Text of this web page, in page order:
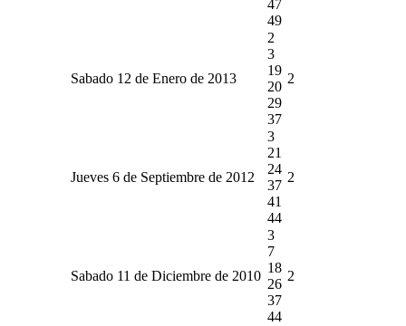
47
49
Sabado 12 de Enero de 2013
2
3
19
20
29
37
2
Jueves 6 de Septiembre de 2012
3
21
24
37
41
44
2
Sabado 11 de Diciembre de 2010
3
7
18
26
37
44
2